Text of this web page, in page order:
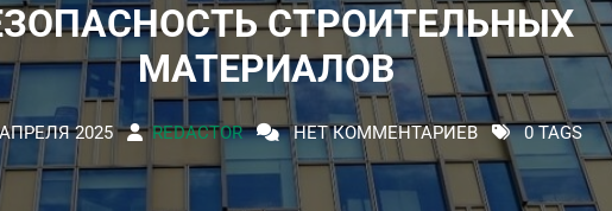
СТРОИТЕЛЬНЫХ
МАТЕРИАЛОВ
2025 REDACTOR НЕТ КОММЕНТАРИЕВ 0 TAGS